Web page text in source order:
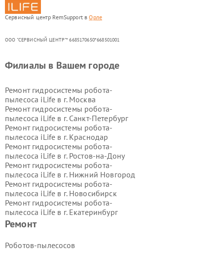
Сервисный центр RemSupport вОрле
ООО "СЕРВИСНЫЙ ЦЕНТР"* 6685170650*668501001
Ремонт
Роботов-пылесосов
Филиалы в Вашем городе
Ремонт гидросистемы робота-
пылесоса iLife в г. Москва
Ремонт гидросистемы робота-
пылесоса iLife в г. Санкт-Петербург
Ремонт гидросистемы робота-
пылесоса iLife в г. Краснодар
Ремонт гидросистемы робота-
пылесоса iLife в г. Ростов-на-Дону
Ремонт гидросистемы робота-
пылесоса iLife в г. Нижний Новгород
Ремонт гидросистемы робота-
пылесоса iLife в г. Новосибирск
Ремонт гидросистемы робота-
пылесоса iLife в г. Екатеринбург
Ремонт гидросистемы робота-
пылесоса iLife в г.
Ремонт гидросистемы робота-
пылесоса iLife в г.Воронеж